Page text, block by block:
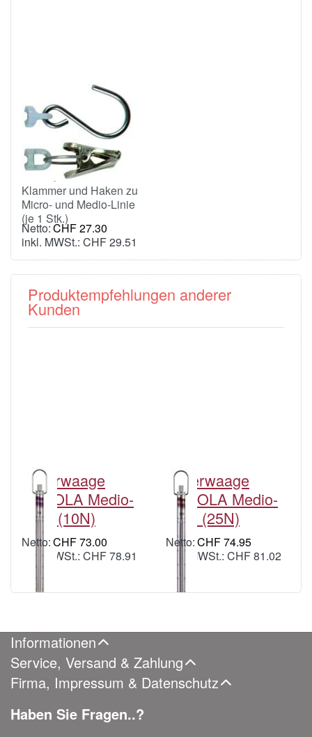
Klammern und
Haken PESOLA
(Micro-/Medio-
Linie)
Klammer und Haken zu
Micro- und Medio-Linie
(je 1 Stk.)
CHF 27.30
inkl. MWSt.: CHF 29.51
Produktempfehlungen anderer
Kunden
Federwaage
PESOLA Medio-
Linie (10N)
CHF 73.00
inkl. MWSt.: CHF 78.91
Federwaage
PESOLA Medio-
Linie (25N)
CHF 74.95
inkl. MWSt.: CHF 81.02
Informationen
Service, Versand & Zahlung
Firma, Impressum & Datenschutz
Haben Sie Fragen..?